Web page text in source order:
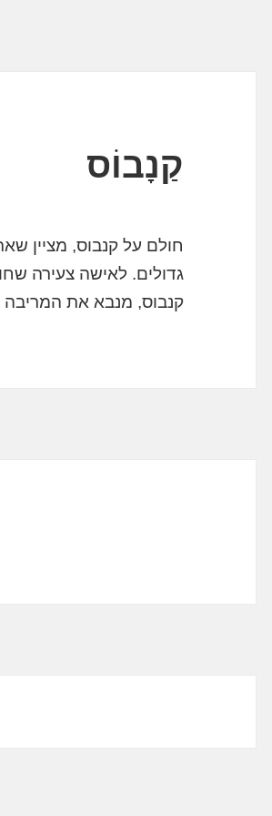
קַנָבוֹס
חולם על קנבוס, מציין
גדולים. לאישה צעירה
קנבוס, מנבא את